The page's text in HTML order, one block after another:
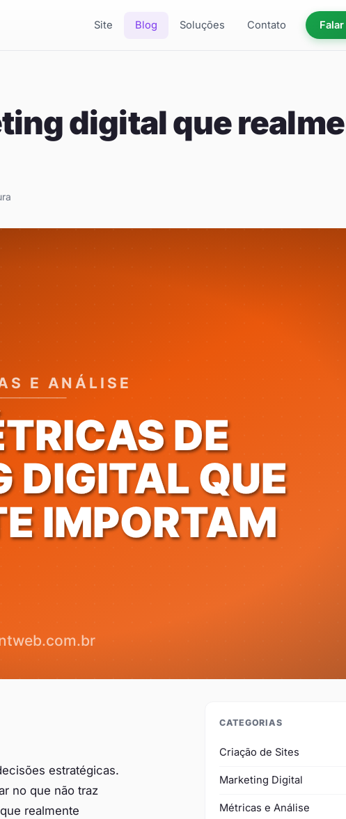
Site Blog Soluções Contato
digital que
estratégicas.
no que não traz
realmente
CATEGORIAS
Criação de Sites
Marketing Digital
Métricas e Análise